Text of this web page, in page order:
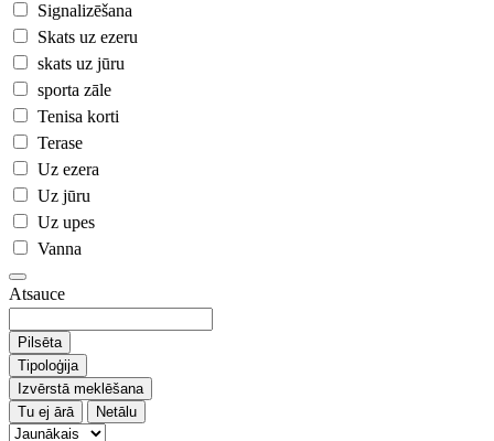
Signalizēšana
Skats uz ezeru
skats uz jūru
sporta zāle
Tenisa korti
Terase
Uz ezera
Uz jūru
Uz upes
Vanna
Atsauce
Pilsēta
Tipoloģija
Izvērstā meklēšana
Tu ej ārā
Netālu